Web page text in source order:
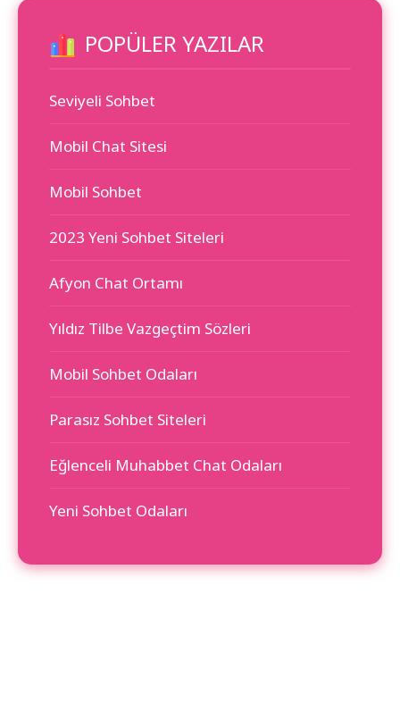
POPÜLER YAZILAR
Seviyeli Sohbet
Mobil Chat Sitesi
Mobil Sohbet
2023 Yeni Sohbet Siteleri
Afyon Chat Ortamı
Yıldız Tilbe Vazgeçtim Sözleri
Mobil Sohbet Odaları
Parasız Sohbet Siteleri
Eğlenceli Muhabbet Chat Odaları
Yeni Sohbet Odaları